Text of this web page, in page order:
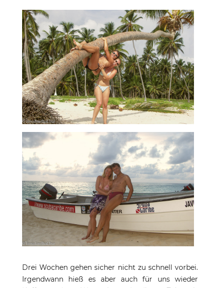
Drei Wochen gehen sicher nicht zu schnell vorbei.
Irgendwann hieß es aber auch für uns wieder